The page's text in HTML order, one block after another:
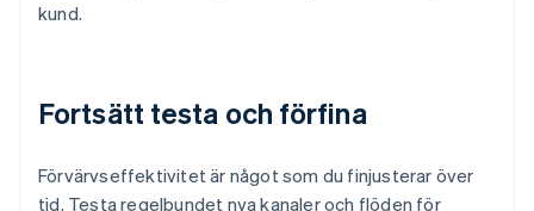
kund.
Fortsätt testa och förfina
Förvärvseffektivitet är något som du finjusterar över
tid. Testa regelbundet nya kanaler och flöden för